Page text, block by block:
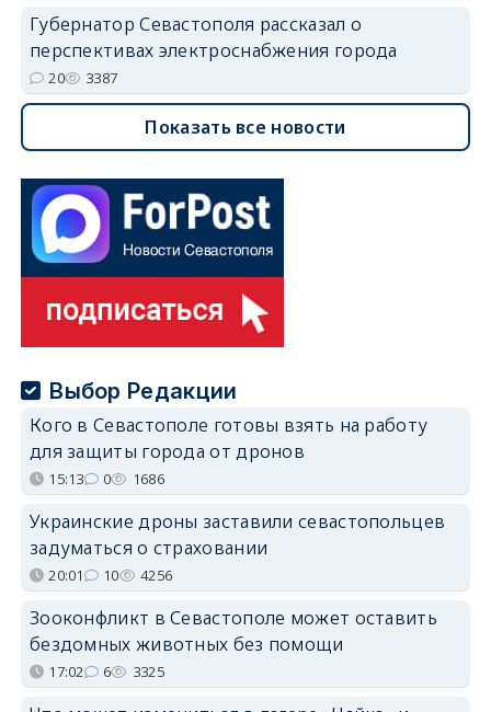
Губернатор Севастополя рассказал о
перспективах электроснабжения города
20 3387
Показать все новости
Выбор Редакции
Кого в Севастополе готовы взять на работу
для защиты города от дронов
15:13 0 1686
Украинские дроны заставили севастопольцев
задуматься о страховании
20:01 10 4256
Зооконфликт в Севастополе может оставить
бездомных животных без помощи
17:02 6 3325